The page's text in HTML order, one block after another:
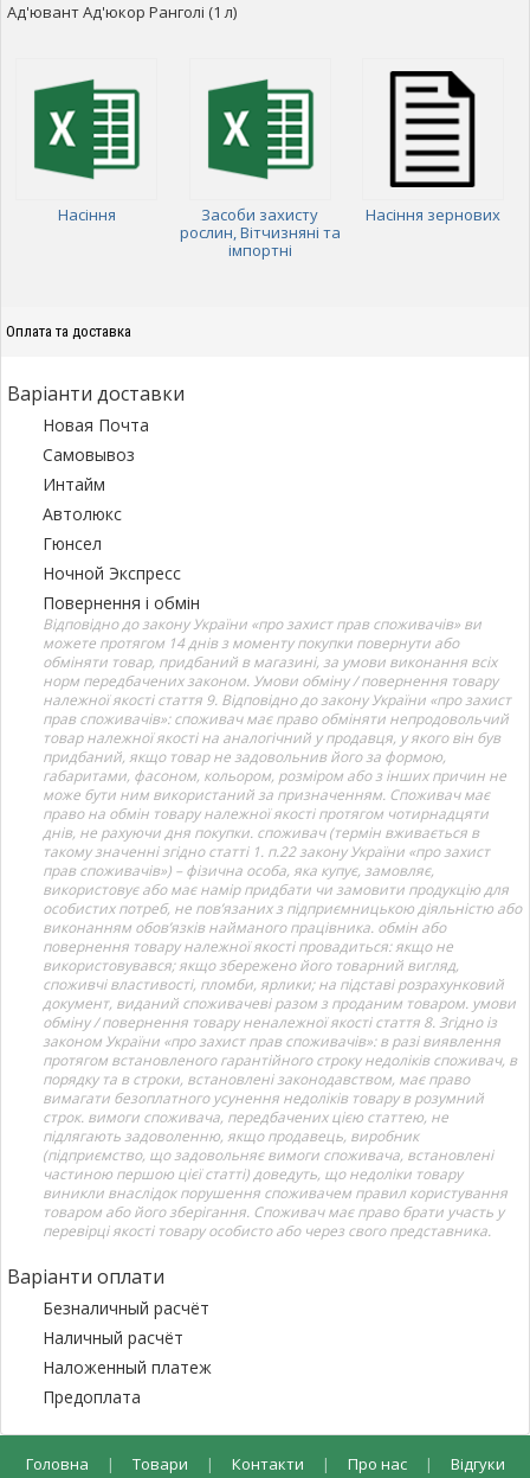
Ад'ювант Ад'юкор Ранголі (1 л)
Насіння
Засоби захисту
рослин, Вітчизняні та
імпортні
Насіння зернових
Оплата та доставка
Варіанти доставки
Новая Почта
Самовывоз
Интайм
Автолюкс
Гюнсел
Ночной Экспресс
Повернення і обмін
Відповідно до закону України «про захист прав споживачів» ви
можете протягом 14 днів з моменту покупки повернути або
обміняти товар, придбаний в магазині, за умови виконання всіх
норм передбачених законом. Умови обміну / повернення товару
належної якості стаття 9. Відповідно до закону України «про захист
прав споживачів»: споживач має право обміняти непродовольчий
товар належної якості на аналогічний у продавця, у якого він був
придбаний, якщо товар не задовольнив його за формою,
габаритами, фасоном, кольором, розміром або з інших причин не
може бути ним використаний за призначенням. Споживач має
право на обмін товару належної якості протягом чотирнадцяти
днів, не рахуючи дня покупки. споживач (термін вживається в
такому значенні згідно статті 1. п.22 закону України «про захист
прав споживачів») – фізична особа, яка купує, замовляє,
використовує або має намір придбати чи замовити продукцію для
особистих потреб, не пов’язаних з підприємницькою діяльністю або
виконанням обов’язків найманого працівника. обмін або
повернення товару належної якості провадиться: якщо не
використовувався; якщо збережено його товарний вигляд,
споживчі властивості, пломби, ярлики; на підставі розрахунковий
документ, виданий споживачеві разом з проданим товаром. умови
обміну / повернення товару неналежної якості стаття 8. Згідно із
законом України «про захист прав споживачів»: в разі виявлення
протягом встановленого гарантійного строку недоліків споживач, в
порядку та в строки, встановлені законодавством, має право
вимагати безоплатного усунення недоліків товару в розумний
строк. вимоги споживача, передбачених цією статтею, не
підлягають задоволенню, якщо продавець, виробник
(підприємство, що задовольняє вимоги споживача, встановлені
частиною першою цієї статті) доведуть, що недоліки товару
виникли внаслідок порушення споживачем правил користування
товаром або його зберігання. Споживач має право брати участь у
перевірці якості товару особисто або через свого представника.
Варіанти оплати
Безналичный расчёт
Наличный расчёт
Наложенный платеж
Предоплата
Головна | Товари | Контакти | Про нас | Відгуки